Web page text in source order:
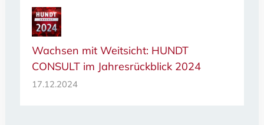
Wachsen mit Weitsicht: HUNDT
CONSULT im Jahresrückblick 2024
17.12.2024